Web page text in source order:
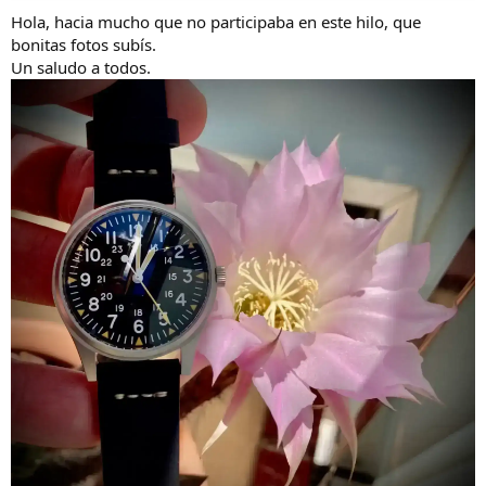
:
Hola, hacia mucho que no participaba en este hilo, que
bonitas fotos subís.
Un saludo a todos.